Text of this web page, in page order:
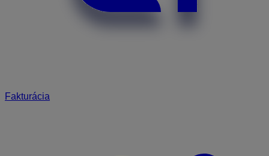
Fakturácia